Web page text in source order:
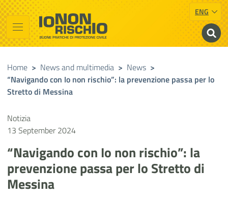
Vai al contenuto principale
Raggiungi il piè di pagina ENG
Io non rischio
Presidency of the Council of Ministers
Home > News and multimedia > News >
“Navigando con Io non rischio”: la prevenzione passa per lo
Stretto di Messina
Notizia
13 September 2024
“Navigando con Io non rischio”: la
prevenzione passa per lo Stretto di
Messina